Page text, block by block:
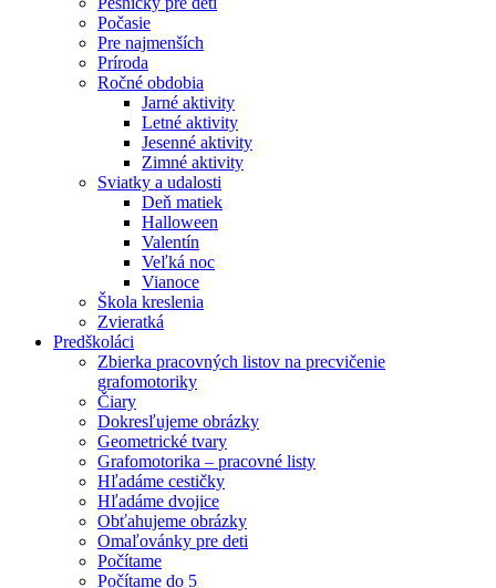
Počasie
Pre najmenších
Príroda
Ročné obdobia
Jarné aktivity
Letné aktivity
Jesenné aktivity
Zimné aktivity
Sviatky a udalosti
Deň matiek
Halloween
Valentín
Veľká noc
Vianoce
Škola kreslenia
Zvieratká
Predškoláci
Zbierka pracovných listov na precvičenie
grafomotoriky
Čiary
Dokresľujeme obrázky
Geometrické tvary
Grafomotorika – pracovné listy
Hľadáme cestičky
Hľadáme dvojice
Obťahujeme obrázky
Omaľovánky pre deti
Počítame
Počítame do 5